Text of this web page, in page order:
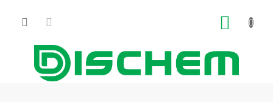
obsah